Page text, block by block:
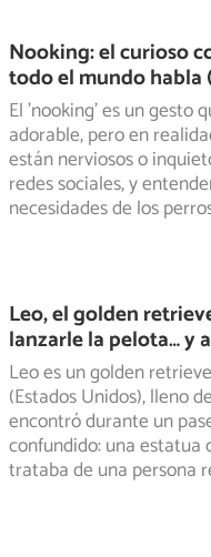
Nooking: el curioso
todo el mundo habla
El 'nooking' es un gesto
adorable, pero en
estánnerviosos o
redes sociales, y
necesidades de los
Leo, el golden
lanzarle la pelota… y
Leo es un golden
(Estados Unidos), lleno
encontródurante un
confundido: una estatua
trataba de una persona